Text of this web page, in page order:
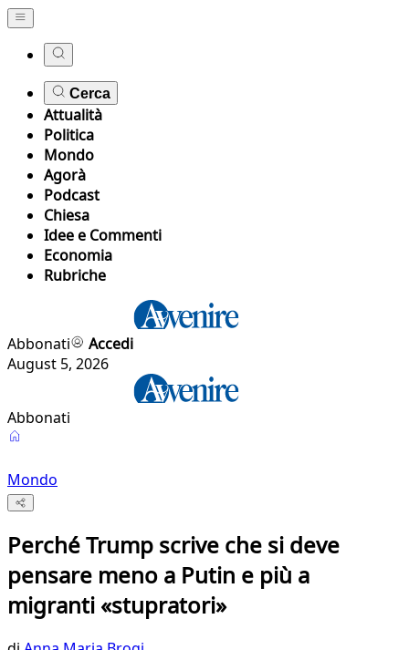
Cerca
Attualità
Politica
Mondo
Agorà
Podcast
Chiesa
Idee e Commenti
Economia
Rubriche
Abbonati
Accedi
August 5, 2026
Abbonati
Mondo
Perché Trump scrive che si deve
pensare meno a Putin e più a
migranti «stupratori»